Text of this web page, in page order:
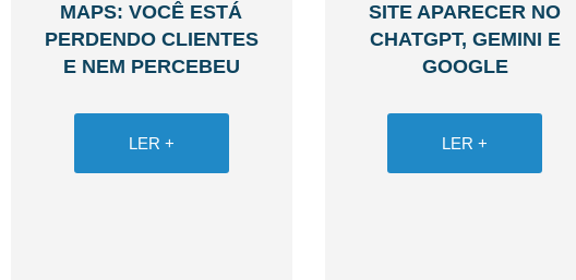
MAPS: VOCÊ ESTÁ
PERDENDO CLIENTES
E NEM PERCEBEU
LER +
SITE APARECER NO
CHATGPT, GEMINI E
GOOGLE
LER +